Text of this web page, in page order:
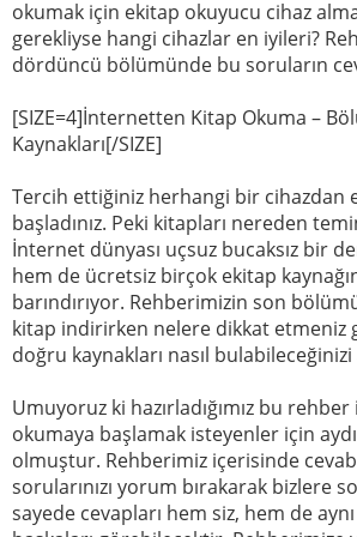
okumak için ekitap okuyucu cihaz
gerekliyse hangi cihazlar en iyileri?
dördüncü bölümünde bu soruların
[SIZE=4]İnternetten Kitap Okuma –
Kaynakları[/SIZE]
Tercih ettiğiniz herhangi bir cihazdan
başladınız. Peki kitapları nereden
İnternet dünyası uçsuz bucaksız bir
hem de ücretsiz birçok ekitap
barındırıyor. Rehberimizin son
kitap indirirken nelere dikkat etmeniz
doğru kaynakları nasıl bulabileceğinizi
Umuyoruz ki hazırladığımız bu
okumaya başlamak isteyenler için
olmuştur. Rehberimiz içerisinde
sorularınızı yorum bırakarak bizlere
sayede cevapları hem siz, hem de